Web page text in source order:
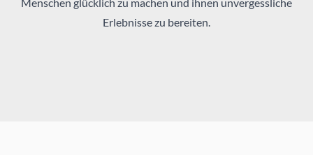
Erlebnisse zu bereiten.